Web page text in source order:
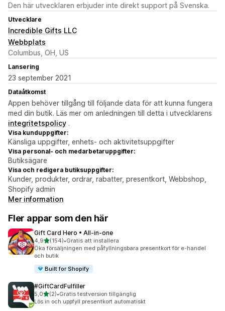
Den här utvecklaren erbjuder inte direkt support på Svenska.
Utvecklare
Incredible Gifts LLC
Webbplats
Columbus, OH, US
Lansering
23 september 2021
Dataåtkomst
Appen behöver tillgång till följande data för att kunna fungera
med din butik. Läs mer om anledningen till detta i utvecklarens
integritetspolicy .
Visa kunduppgifter:
Känsliga uppgifter, enhets- och aktivitetsuppgifter
Visa personal- och medarbetaruppgifter:
Butiksägare
Visa och redigera butiksuppgifter:
Kunder, produkter, ordrar, rabatter, presentkort, Webbshop,
Shopify admin
Mer information
Fler appar som den här
Gift Card Hero • All‑in‑one
4,9av 5 stjärnor
(154)
154 recensioner totalt
•Gratis att installera
Öka försäljningen med påfyllningsbara presentkort för e-handel
och butik
Built for Shopify
#GiftCardFulfiller
5,0av 5 stjärnor
(2)
2 recensioner totalt
•Gratis testversion tillgänglig
Lös in och uppfyll presentkort automatiskt